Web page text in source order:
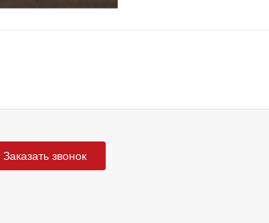
Заказать звонок